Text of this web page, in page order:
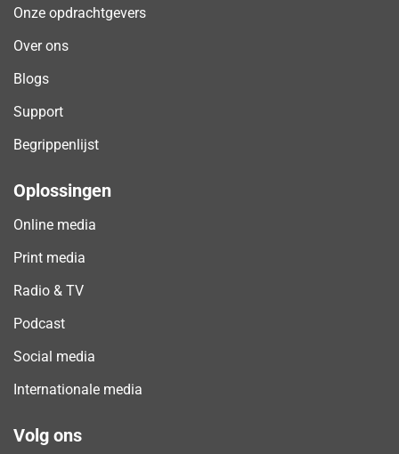
Onze opdrachtgevers
Over ons
Blogs
Support
Begrippenlijst
Oplossingen
Online media
Print media
Radio & TV
Podcast
Social media
Internationale media
Volg ons